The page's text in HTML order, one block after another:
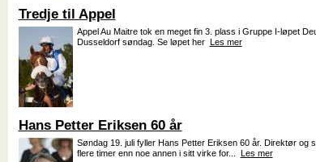
Tredje til Appel
Appel Au Maitre tok en meget fin 3. plass i Gruppe I-løpet
Dusseldorf søndag. Se løpet her Les mer
Hans Petter Eriksen 60 år
Søndag 19. juli fyller Hans Petter Eriksen 60 år. Direktør og
flere timer enn noe annen i sitt virke for... Les mer